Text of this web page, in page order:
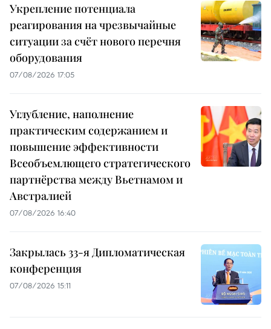
Укрепление потенциала
реагирования на чрезвычайные
ситуации за счёт нового перечня
оборудования
07/08/2026 17:05
Углубление, наполнение
практическим содержанием и
повышение эффективности
Всеобъемлющего стратегического
партнёрства между Вьетнамом и
Австралией
07/08/2026 16:40
Закрылась 33-я Дипломатическая
конференция
07/08/2026 15:11